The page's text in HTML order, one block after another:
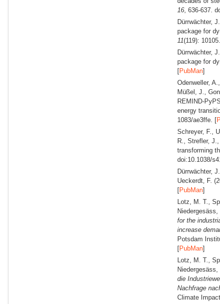
16 , 636-637.
Dürrwächter,
package for
11(119):
Dürrwächter,
package for
[PubMan]
Odenweller,
Müßel, J.,
REMIND-
energy
1083/ae3ffe. [
Schreyer, F.,
R., Strefler,
transforming
doi:10.1038/
Dürrwächter,
Ueckerdt, F.
[PubMan]
Lotz, M. T.,
for the
increase
Potsdam
[PubMan]
Lotz, M. T.,
die
Nachfrage
Climate